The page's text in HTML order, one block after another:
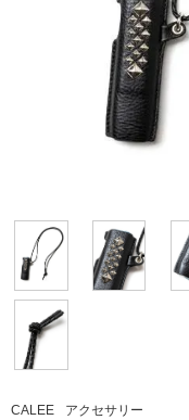
CALEE アクセサリー